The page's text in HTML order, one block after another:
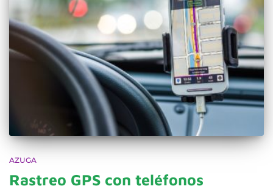
AZUGA
Rastreo GPS con teléfonos